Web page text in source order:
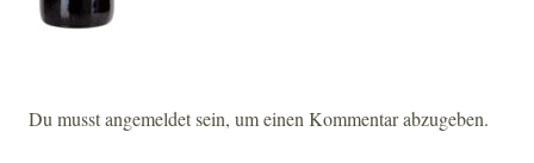
Du musstangemeldetsein, um einen Kommentar abzugeben.